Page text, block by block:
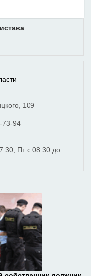
109
73-94
Пт с 08.30 до